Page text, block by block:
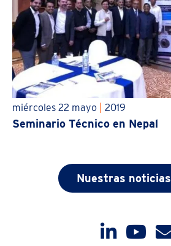
miércoles 22 mayo 2019
Seminario Técnico en Nepal
Nuestras noticias